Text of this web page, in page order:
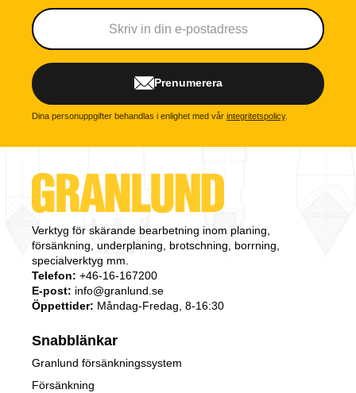
Prenumerera
Dina personuppgifter behandlas i enlighet med vår integritetspolicy.
Verktyg för skärande bearbetning inom planing,
försänkning, underplaning, brotschning, borrning,
specialverktyg mm.
Telefon: +46-16-167200
E-post: info@granlund.se
Öppettider: Måndag-Fredag, 8-16:30
Snabblänkar
Granlund försänkningssystem
Försänkning